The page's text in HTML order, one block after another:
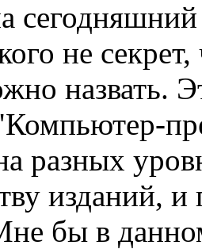
не
назвать.
разных
изданий,
бы в